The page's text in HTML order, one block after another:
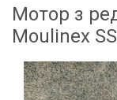
Мотор з
Moulinex